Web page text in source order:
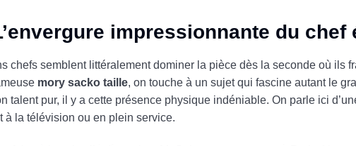
impressionnante du chef
chefs semblent littéralement dominer la pièce dès la seconde où ils
mory sacko taille, on touche à un sujet qui fascine autant le
talent pur, il y a cette présence physique indéniable. On parle ici
à la télévision ou en plein service.